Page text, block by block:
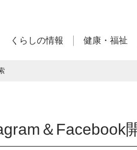
くらしの情報 健康・福祉
＆Facebook